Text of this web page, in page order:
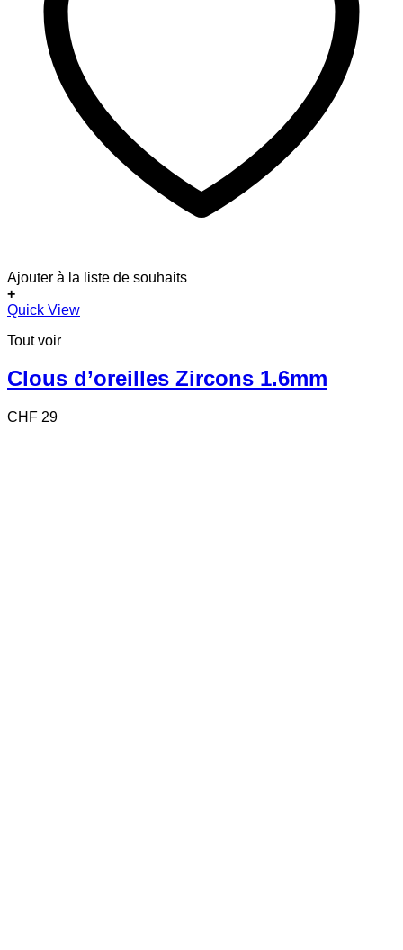
Ajouter à la liste de souhaits
+
Quick View
Tout voir
Clous d’oreilles Zircons 1.6mm
CHF 29